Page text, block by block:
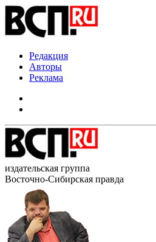
Редакция
Авторы
Реклама
издательская группа
Восточно-Сибирская правда